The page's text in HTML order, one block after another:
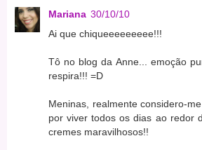
Mariana 30/10/10
Ai que chiqueeeeeeeee!!!
Tô no blog da Anne... emoção
respira!!! =D
Meninas, realmente considero-
por viver todos os dias ao redor
cremes maravilhosos!!